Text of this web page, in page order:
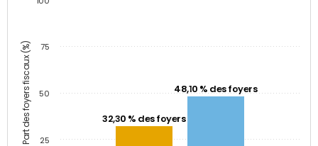
Part des foyers fiscaux (%) 32,30 % des foyers
48,10 % des foyers
25
50
75